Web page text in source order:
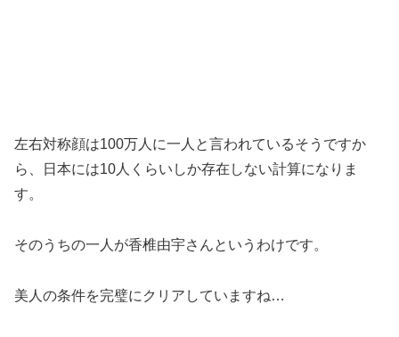
左右対称顔は100万人に一人と言われているそうですか
ら、日本には10人くらいしか存在しない計算になりま
す。
そのうちの一人が香椎由宇さんというわけです。
美人の条件を完璧にクリアしていますね…